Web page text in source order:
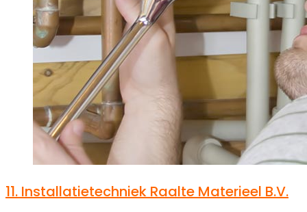
11. Installatietechniek Raalte Materieel B.V.